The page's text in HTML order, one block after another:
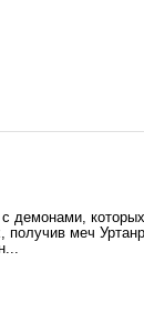
демонами,
получив меч